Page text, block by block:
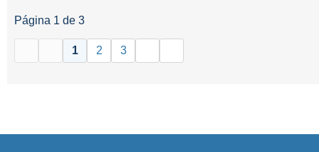
Página 1 de 3
1 2 3